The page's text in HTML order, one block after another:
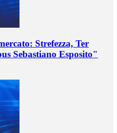
Strefezza, Ter
Sebastiano Esposito"